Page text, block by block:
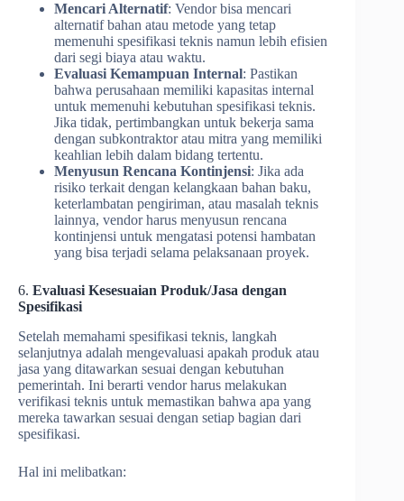
Mencari Alternatif: Vendor bisa mencari
alternatif bahan atau metode yang tetap
memenuhi spesifikasi teknis namun lebih efisien
dari segi biaya atau waktu.
Evaluasi Kemampuan Internal: Pastikan
bahwa perusahaan memiliki kapasitas internal
untuk memenuhi kebutuhan spesifikasi teknis.
Jika tidak, pertimbangkan untuk bekerja sama
dengan subkontraktor atau mitra yang memiliki
keahlian lebih dalam bidang tertentu.
Menyusun Rencana Kontinjensi: Jika ada
risiko terkait dengan kelangkaan bahan baku,
keterlambatan pengiriman, atau masalah teknis
lainnya, vendor harus menyusun rencana
kontinjensi untuk mengatasi potensi hambatan
yang bisa terjadi selama pelaksanaan proyek.
6. Evaluasi Kesesuaian Produk/Jasa dengan
Spesifikasi
Setelah memahami spesifikasi teknis, langkah
selanjutnya adalah mengevaluasi apakah produk atau
jasa yang ditawarkan sesuai dengan kebutuhan
pemerintah. Ini berarti vendor harus melakukan
verifikasi teknis untuk memastikan bahwa apa yang
mereka tawarkan sesuai dengan setiap bagian dari
spesifikasi.
Hal ini melibatkan: